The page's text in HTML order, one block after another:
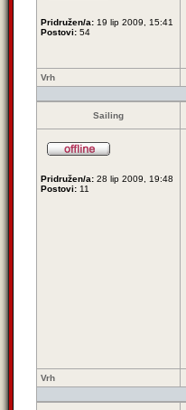
Pridružen/a: 19 lip 2009, 15:41
Postovi: 54
Vrh
Sailing
Pridružen/a: 28 lip 2009, 19:48
Postovi: 11
Vrh